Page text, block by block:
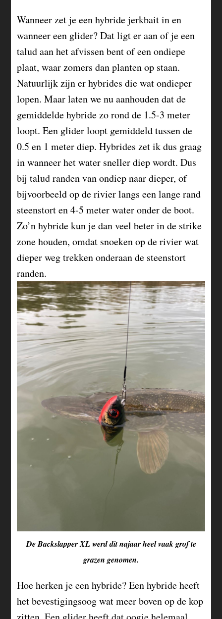
Wanneer zet je een hybride jerkbait in en
wanneer een glider? Dat ligt er aan of je een
talud aan het afvissen bent of een ondiepe
plaat, waar zomers dan planten op staan.
Natuurlijk zijn er hybrides die wat ondieper
lopen. Maar laten we nu aanhouden dat de
gemiddelde hybride zo rond de 1.5-3 meter
loopt. Een glider loopt gemiddeld tussen de
0.5 en 1 meter diep. Hybrides zet ik dus graag
in wanneer het water sneller diep wordt. Dus
bij talud randen van ondiep naar dieper, of
bijvoorbeeld op de rivier langs een lange rand
steenstort en 4-5 meter water onder de boot.
Zo’n hybride kun je dan veel beter in de strike
zone houden, omdat snoeken op de rivier wat
dieper weg trekken onderaan de steenstort
randen.
De Backslapper XL werd dit najaar heel vaak grof te
grazen genomen.
Hoe herken je een hybride? Een hybride heeft
het bevestigingsoog wat meer boven op de kop